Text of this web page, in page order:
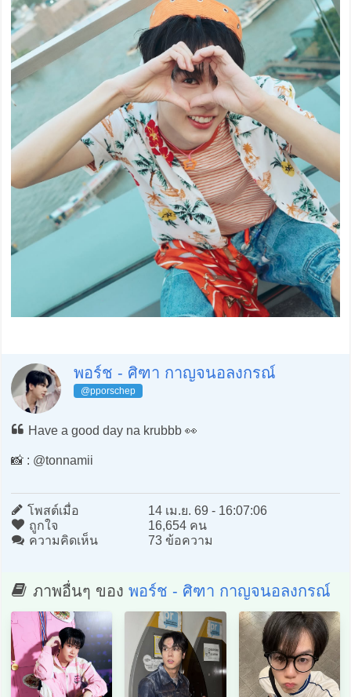
พอร์ช - ศิฑา กาญจนอลงกรณ์
@pporschep
Have a good day na krubbb 👀
📸 : @tonnamii
โพสต์เมื่อ
14 เม.ย. 69 - 16:07:06
ถูกใจ
16,654 คน
ความคิดเห็น
73 ข้อความ
ภาพอื่นๆ ของ พอร์ช - ศิฑา กาญจนอลงกรณ์